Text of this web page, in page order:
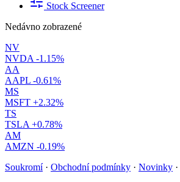
Stock Screener
Nedávno zobrazené
NV
NVDA -1.15%
AA
AAPL -0.61%
MS
MSFT +2.32%
TS
TSLA +0.78%
AM
AMZN -0.19%
Soukromí · Obchodní podmínky · Novinky ·